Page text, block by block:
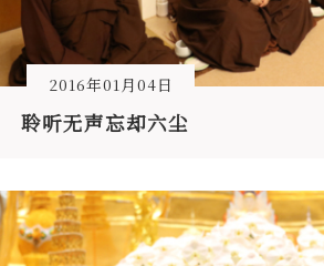
2016年01月04日
聆听无声忘却六尘